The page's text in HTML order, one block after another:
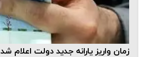
زمان واریز یارانه جدید دولت اعلام شد